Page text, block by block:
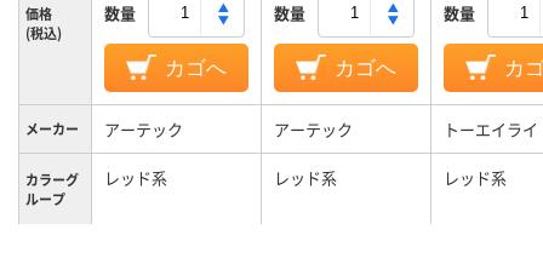
価格
(税込)
数量
カゴへ
数量
カゴへ
数量
カ
メーカー アーテック アーテック トーエイライ
カラーグ
ループ
レッド系 レッド系 レッド系